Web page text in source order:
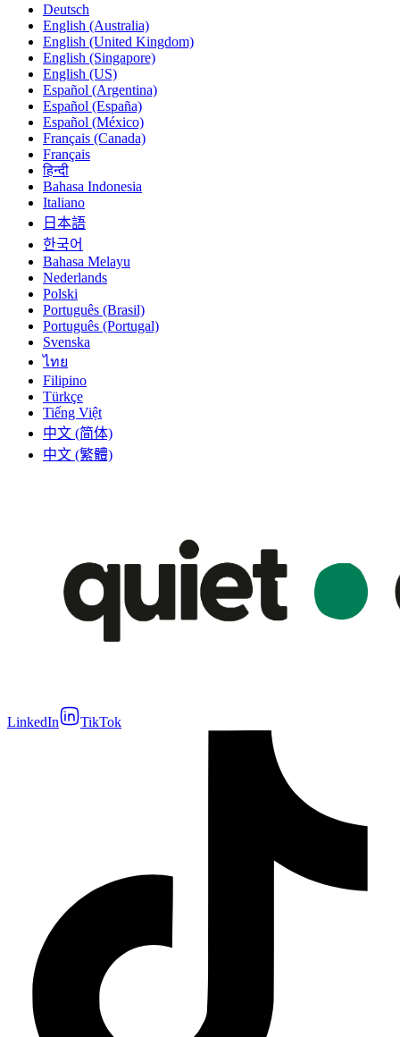
Deutsch
English (Australia)
English (United Kingdom)
English (Singapore)
English (US)
Español (Argentina)
Español (España)
Español (México)
Français (Canada)
Français
हिन्दी
Bahasa Indonesia
Italiano
日本語
한국어
Bahasa Melayu
Nederlands
Polski
Português (Brasil)
Português (Portugal)
Svenska
ไทย
Filipino
Türkçe
Tiếng Việt
中文 (简体)
中文 (繁體)
LinkedIn TikTok